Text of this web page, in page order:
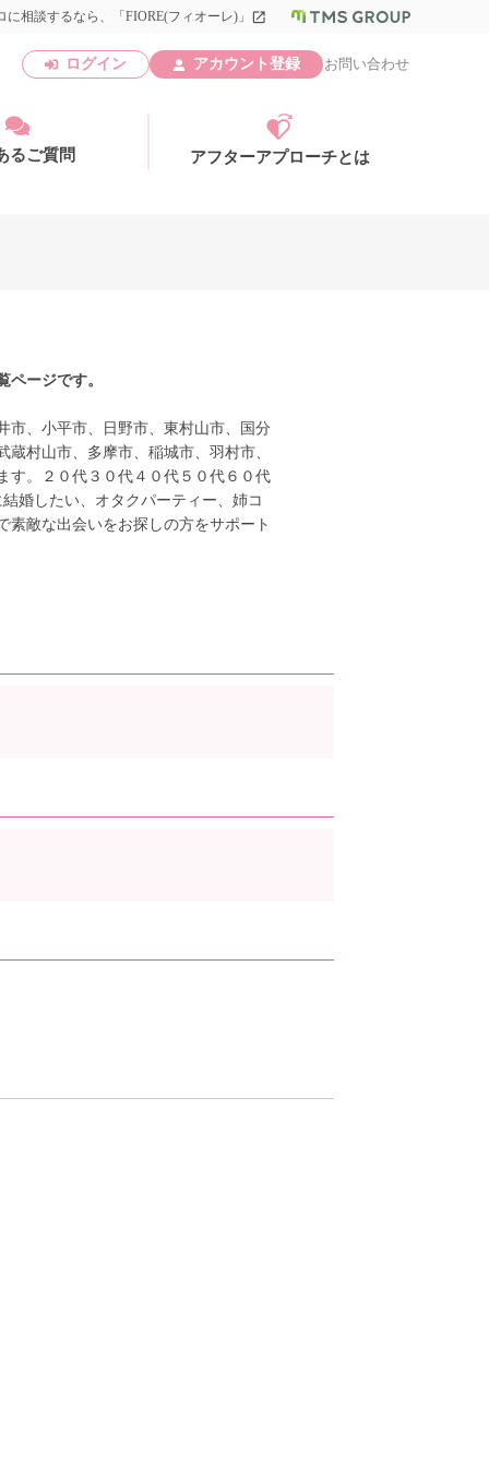
に相談するなら、「FIORE(フィオーレ)」 launch
ログイン アカウント登録 お問い合わせ
るご質問 アフターアプローチとは
ページです。
市、小平市、日野市、東村山市、国分
村山市、多摩市、稲城市、羽村市、
す。２０代３０代４０代５０代６０代
婚したい、オタクパーティー、姉コ
素敵な出会いをお探しの方をサポート